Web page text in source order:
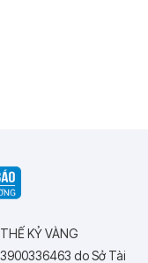
KỶ VÀNG
do Sở Tài